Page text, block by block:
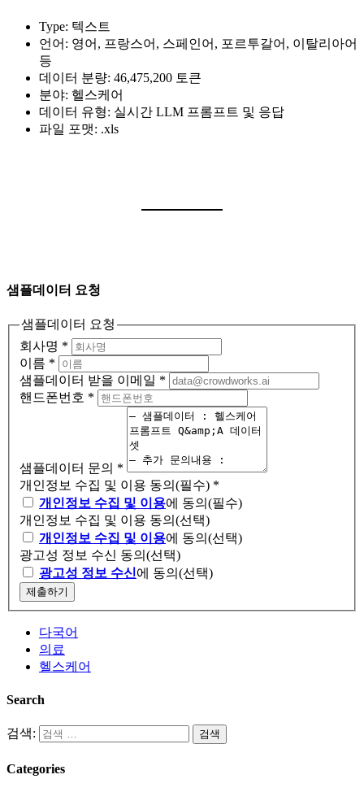
Type: 텍스트
언어: 영어, 프랑스어, 스페인어, 포르투갈어, 이탈리아어
등
데이터 분량: 46,475,200 토큰
분야: 헬스케어
데이터 유형: 실시간 LLM 프롬프트 및 응답
파일 포맷: .xls
샘플데이터 요청
샘플데이터 요청
회사명 *
이름 *
샘플데이터 받을 이메일 *
핸드폰번호 *
샘플데이터 문의 *
개인정보 수집 및 이용 동의(필수) *
개인정보 수집 및 이용에 동의(필수)
개인정보 수집 및 이용 동의(선택)
개인정보 수집 및 이용에 동의(선택)
광고성 정보 수신 동의(선택)
광고성 정보 수신에 동의(선택)
제출하기
다국어
의료
헬스케어
Search
검색:
Categories